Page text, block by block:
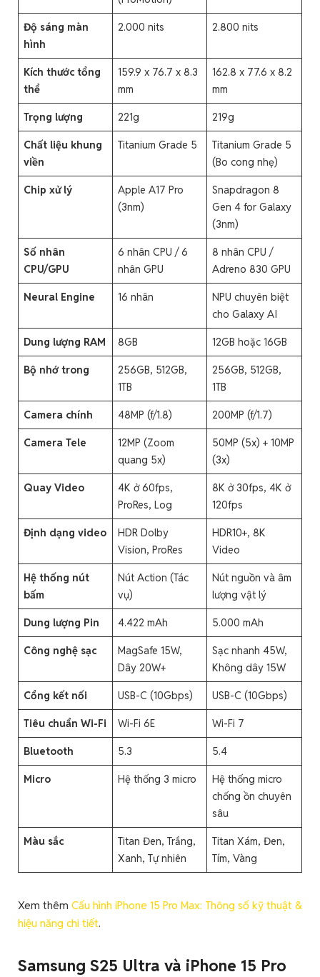
Độ sáng màn
hình
2.000 nits 2.800 nits
Kích thước tổng
thể
159.9 x 76.7 x 8.3
mm
162.8 x 77.6 x 8.2
mm
Trọng lượng 221g 219g
Chất liệu khung
viền
Titanium Grade 5
Titanium Grade 5
(Bo cong nhẹ)
Chip xử lý
Apple A17 Pro
(3nm)
Snapdragon 8
Gen 4 for Galaxy
(3nm)
Số nhân
CPU/GPU
6 nhân CPU / 6
nhân GPU
8 nhân CPU /
Adreno 830 GPU
Neural Engine 16 nhân
NPU chuyên biệt
cho Galaxy AI
Dung lượng RAM 8GB 12GB hoặc 16GB
Bộ nhớ trong
256GB, 512GB,
1TB
256GB, 512GB,
1TB
Camera chính 48MP (f/1.8) 200MP (f/1.7)
Camera Tele
12MP (Zoom
quang 5x)
50MP (5x) + 10MP
(3x)
Quay Video
4K ở 60fps,
ProRes, Log
8K ở 30fps, 4K ở
120fps
Định dạng video
HDR Dolby
Vision, ProRes
HDR10+, 8K
Video
Hệ thống nút
bấm
Nút Action (Tác
vụ)
Nút nguồn và âm
lượng vật lý
Dung lượng Pin 4.422 mAh 5.000 mAh
Công nghệ sạc
MagSafe 15W,
Dây 20W+
Sạc nhanh 45W,
Không dây 15W
Cổng kết nối USB-C (10Gbps) USB-C (10Gbps)
Tiêu chuẩn Wi-Fi Wi-Fi 6E Wi-Fi 7
Bluetooth 5.3 5.4
Micro Hệ thống 3 micro
Hệ thống micro
chống ồn chuyên
sâu
Màu sắc
Titan Đen, Trắng,
Xanh, Tự nhiên
Titan Xám, Đen,
Tím, Vàng
Xem thêm Cấu hình iPhone 15 Pro Max: Thông số kỹ thuật &
hiệu năng chi tiết.
Samsung S25 Ultra và iPhone 15 Pro